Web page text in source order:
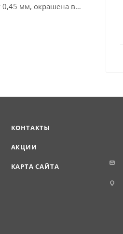
0,45 мм, окрашена в
КОНТАКТЫ
АКЦИИ
КАРТА САЙТА